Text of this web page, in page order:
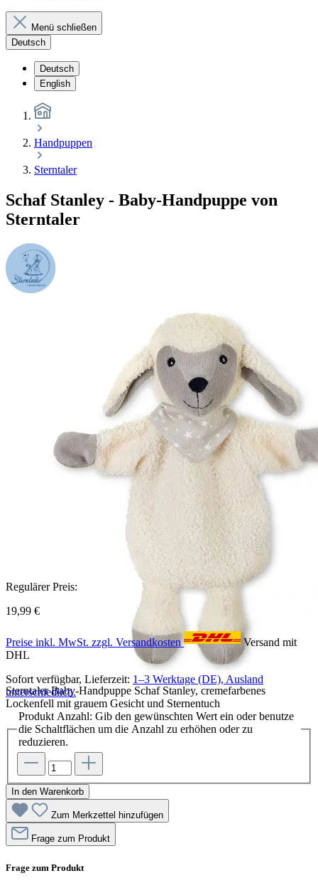
Menü schließen
Deutsch
Deutsch
English
Handpuppen
Sterntaler
Schaf Stanley - Baby-Handpuppe von
Sterntaler
Sterntaler Baby-Handpuppe Schaf Stanley, cremefarbenes
Lockenfell mit grauem Gesicht und Sternentuch
Regulärer Preis:
19,99 €
Preise inkl. MwSt. zzgl. Versandkosten
Versand mit
DHL
Sofort verfügbar, Lieferzeit: 1–3 Werktage (DE), Ausland
unterschiedlich.
Produkt Anzahl: Gib den gewünschten Wert ein oder benutze
die Schaltflächen um die Anzahl zu erhöhen oder zu
reduzieren.
In den Warenkorb
Zum Merkzettel hinzufügen
Frage zum Produkt
Frage zum Produkt